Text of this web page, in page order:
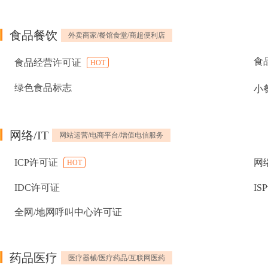
食品餐饮 外卖商家/餐馆食堂/商超便利店
食品经营许可证 HOT 食
绿色食品标志 小
网络/IT 网站运营/电商平台/增值电信服务
ICP许可证 HOT 网
IDC许可证
全网/地网呼叫中心许可证
药品医疗 医疗器械/医疗药品/互联网医药